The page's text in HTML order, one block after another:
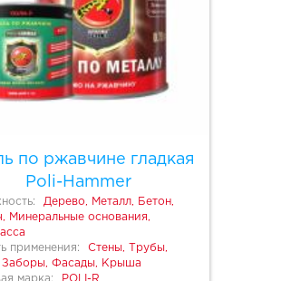
по ржавчине гладкая
Poli-Hammer
Дерево, Металл, Бетон,
Минеральные основания,
применения:
Стены, Трубы,
Заборы, Фасады, Крыша